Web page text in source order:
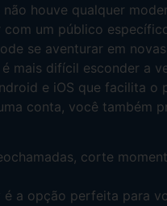
houve qualquer
um público
se aventurar em
mais difícil esconder a
e iOS que facilita o
conta, você também
corte
a opção perfeita para